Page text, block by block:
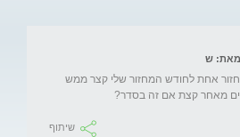
מחזור אחת לחודש המחזור שלי קצר ממש
מאחר קצת אם זה בסדר?
שיתוף